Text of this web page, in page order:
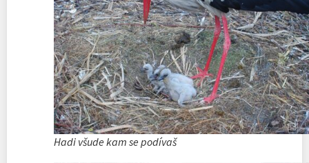
Hadi všude kam se podívaš